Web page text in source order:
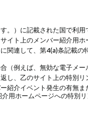
。）に記載された国で利用
イト上のメンバー紹介用
に関連して、第4(a)条記載の
（例えば、無効な電子メ
し、乙のサイト上の特別
介イベント発生の有無
用ホームページへの特別